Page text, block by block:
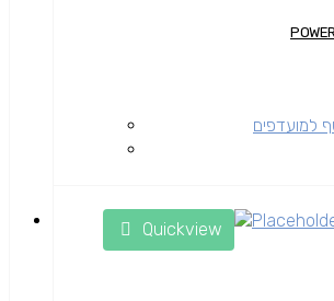
למועדפים
Quickview